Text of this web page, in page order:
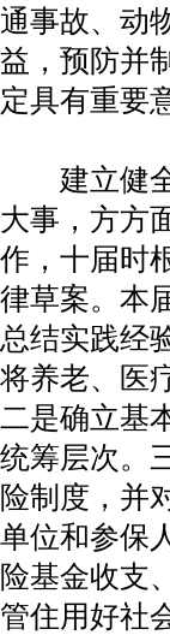
通事故、动
益，预防并
定具有重要
建立健全
大事，方方
作，十届时
律草案。本
总结实践经
将养老、医
二是确立基
统筹层次。
险制度，并
单位和参保
险基金收支
管住用好社